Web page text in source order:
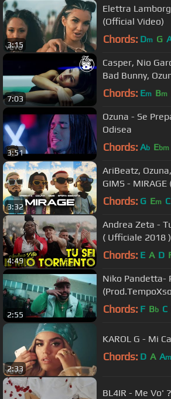
3:15
Elettra
(Official Video)
Chords: Dm G
7:03
Casper, Nio
Bad Bunny,
(Video Oficial)
Chords: Em Bm
3:51
Ozuna - Se
Odisea
Chords: Ab Ebm
3:32
AriBeatz,
GIMS -
Video)
Chords: G Em C
4:49
Andrea Zeta -
( Ufficiale 2018 )
Chords: E A D
2:55
Niko Pandetta-
Chords: F Bb C
2:33
KAROL G - Mi
Chords: D A Am